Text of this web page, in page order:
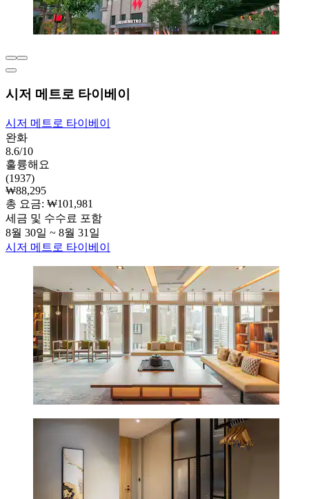
시저 메트로 타이베이
시저 메트로 타이베이
완화
8.6/10
훌륭해요
(1937)
₩88,295
총 요금: ₩101,981
세금 및 수수료 포함
8월 30일 ~ 8월 31일
시저 메트로 타이베이